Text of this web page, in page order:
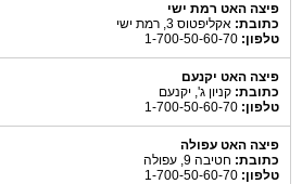
פיצה האט רמת ישי
כתובת: אקליפטוס 3, רמת ישי
טלפון:
פיצה האט יקנעם
כתובת: קניון ג', יקנעם
טלפון:
פיצה האט עפולה
כתובת: חטיבה 9, עפולה
טלפון: